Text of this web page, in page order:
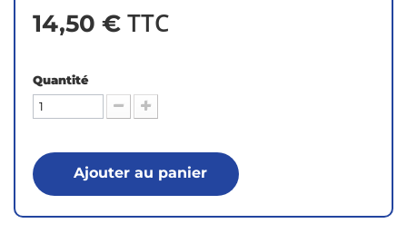
14,50 € TTC
Quantité
Ajouter au panier